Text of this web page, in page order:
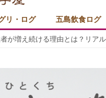
リ・ログ 五島飲食ログ
が増え続ける理由とは？リア